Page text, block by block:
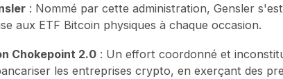
: Nommé par cette administration, Gensler
aux ETF Bitcoin physiques à chaque occasion.
Chokepoint 2.0 : Un effort coordonné et
les entreprises crypto, en exerçant des